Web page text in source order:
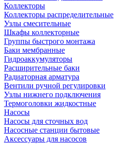
Коллекторы
Коллекторы распределительные
Узлы смесительные
Шкафы коллекторные
Группы быстрого монтажа
Баки мембранные
Гидроаккумуляторы
Расширительные баки
Радиаторная арматура
Вентили ручной регулировки
Узлы нижнего подключения
Термоголовки жидкостные
Насосы
Насосы для сточных вод
Насосные станции бытовые
Аксессуары для насосов